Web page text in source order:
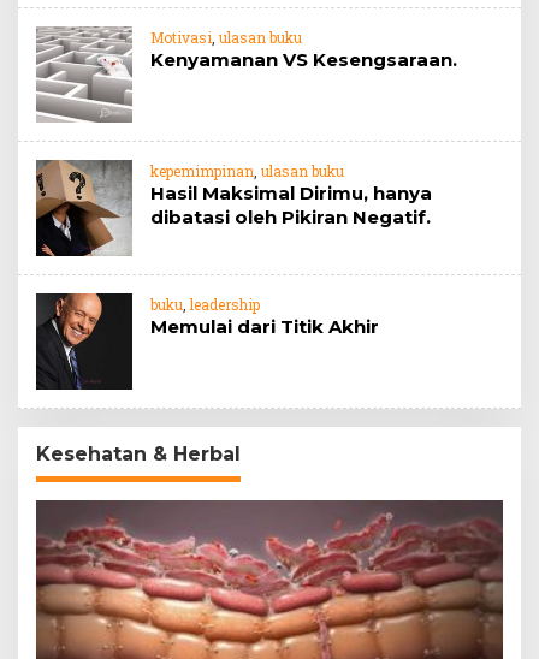
Motivasi ulasan buku
Kenyamanan VS Kesengsaraan.
kepemimpinan ulasan buku
Hasil Maksimal Dirimu, hanya
dibatasi oleh Pikiran Negatif.
buku ,leadership
Memulai dari Titik Akhir
Kesehatan & Herbal